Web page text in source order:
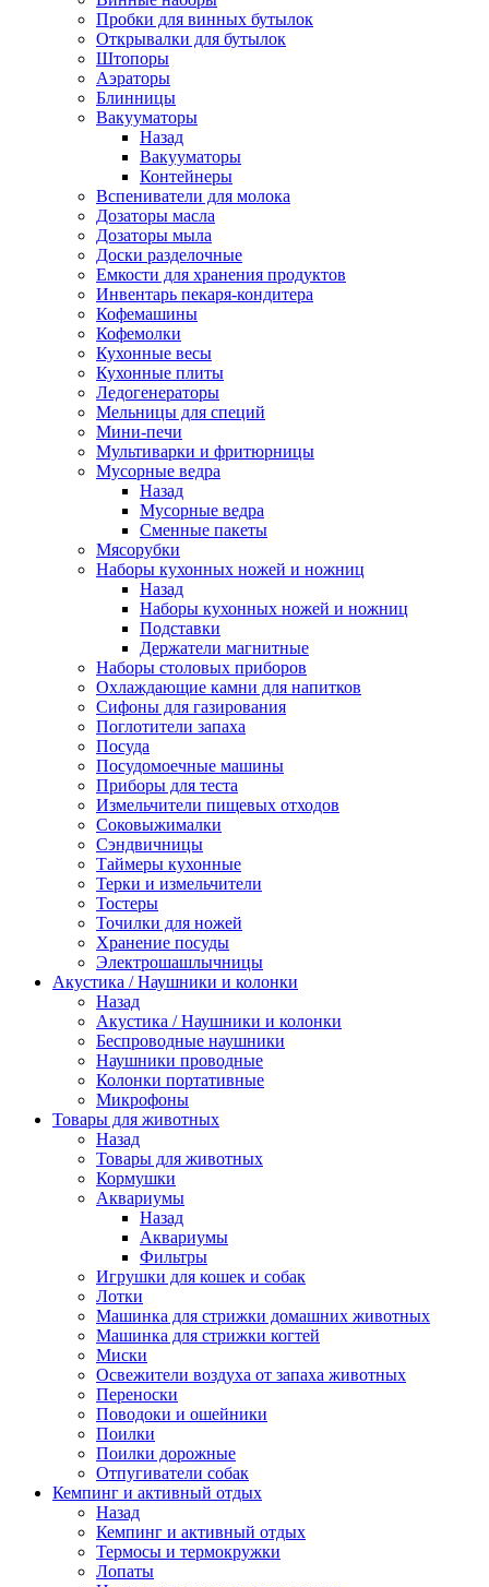
Пробки для винных бутылок
Открывалки для бутылок
Штопоры
Аэраторы
Блинницы
Вакууматоры
Назад
Вакууматоры
Контейнеры
Вспениватели для молока
Дозаторы масла
Дозаторы мыла
Доски разделочные
Емкости для хранения продуктов
Инвентарь пекаря-кондитера
Кофемашины
Кофемолки
Кухонные весы
Кухонные плиты
Ледогенераторы
Мельницы для специй
Мини-печи
Мультиварки и фритюрницы
Мусорные ведра
Назад
Мусорные ведра
Сменные пакеты
Мясорубки
Наборы кухонных ножей и ножниц
Назад
Наборы кухонных ножей и ножниц
Подставки
Держатели магнитные
Наборы столовых приборов
Охлаждающие камни для напитков
Сифоны для газирования
Поглотители запаха
Посуда
Посудомоечные машины
Приборы для теста
Измельчители пищевых отходов
Cоковыжималки
Сэндвичницы
Таймеры кухонные
Терки и измельчители
Тостеры
Точилки для ножей
Хранение посуды
Электрошашлычницы
Акустика / Наушники и колонки
Назад
Акустика / Наушники и колонки
Беспроводные наушники
Наушники проводные
Колонки портативные
Микрофоны
Товары для животных
Назад
Товары для животных
Кормушки
Аквариумы
Назад
Аквариумы
Фильтры
Игрушки для кошек и собак
Лотки
Машинка для стрижки домашних животных
Машинка для стрижки когтей
Миски
Освежители воздуха от запаха животных
Переноски
Поводоки и ошейники
Поилки
Поилки дорожные
Отпугиватели собак
Кемпинг и активный отдых
Назад
Кемпинг и активный отдых
Термосы и термокружки
Лопаты